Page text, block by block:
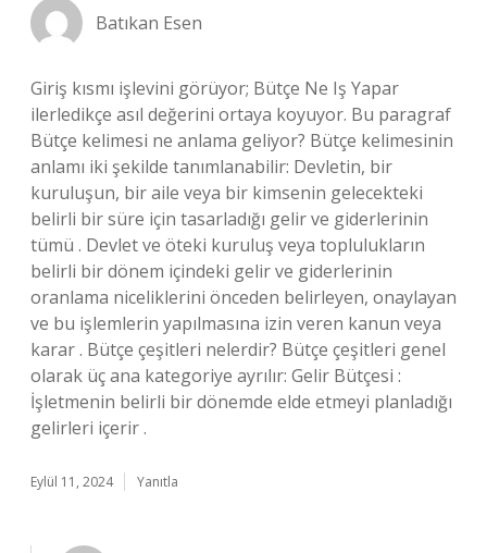
Batıkan Esen
Giriş kısmı işlevini görüyor; Bütçe Ne Iş Yapar
ilerledikçe asıl değerini ortaya koyuyor. Bu paragraf
Bütçe kelimesi ne anlama geliyor? Bütçe kelimesinin
anlamı iki şekilde tanımlanabilir: Devletin, bir
kuruluşun, bir aile veya bir kimsenin gelecekteki
belirli bir süre için tasarladığı gelir ve giderlerinin
tümü . Devlet ve öteki kuruluş veya toplulukların
belirli bir dönem içindeki gelir ve giderlerinin
oranlama niceliklerini önceden belirleyen, onaylayan
ve bu işlemlerin yapılmasına izin veren kanun veya
karar . Bütçe çeşitleri nelerdir? Bütçe çeşitleri genel
olarak üç ana kategoriye ayrılır: Gelir Bütçesi :
İşletmenin belirli bir dönemde elde etmeyi planladığı
gelirleri içerir .
Eylül 11, 2024 Yanıtla